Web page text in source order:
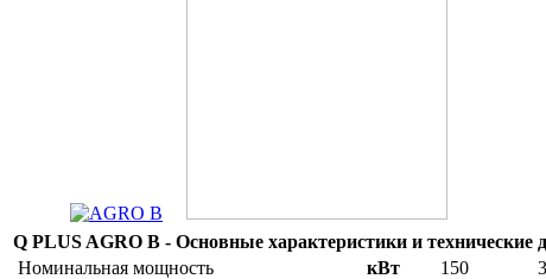
Q PLUS AGRO B - Основные характеристики и технические
Номинальная мощность
кВт 150